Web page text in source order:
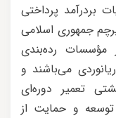
بردرآمد پرداختی
جمهوری اسلامی
مؤسسات رده‌بندی
می‌باشند و
تعمیر دوره‌ای
ماده‌ی 3 قانون توسعه و حمایت از